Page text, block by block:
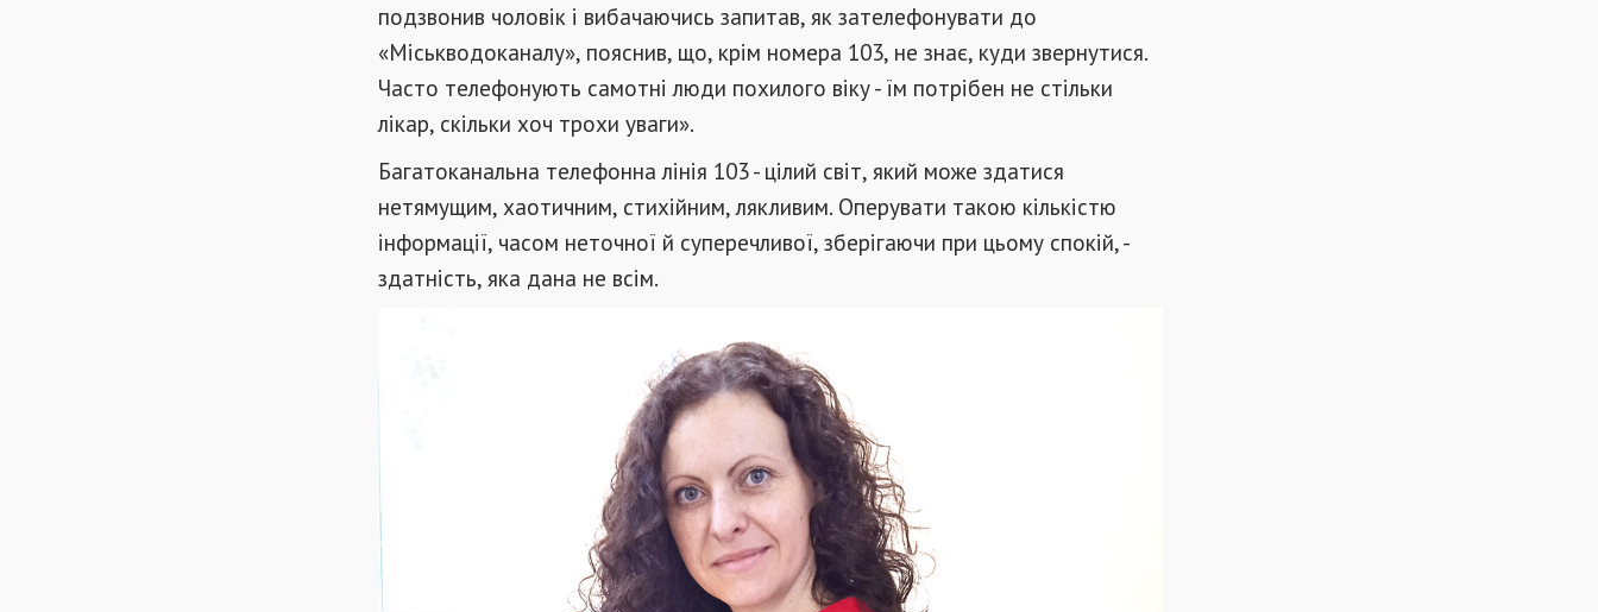
подзвонив чоловік і вибачаючись запитав, як зателефонувати до
«Міськводоканалу», пояснив, що, крім номера 103, не знає, куди звернутися.
Часто телефонують самотні люди похилого віку - їм потрібен не стільки
лікар, скільки хоч трохи уваги».
Багатоканальна телефонна лінія 103 - цілий світ, який може здатися
нетямущим, хаотичним, стихійним, лякливим. Оперувати такою кількістю
інформації, часом неточної й суперечливої, зберігаючи при цьому спокій, -
здатність, яка дана не всім.